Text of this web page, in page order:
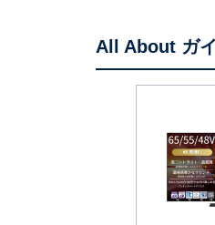
All About ガ